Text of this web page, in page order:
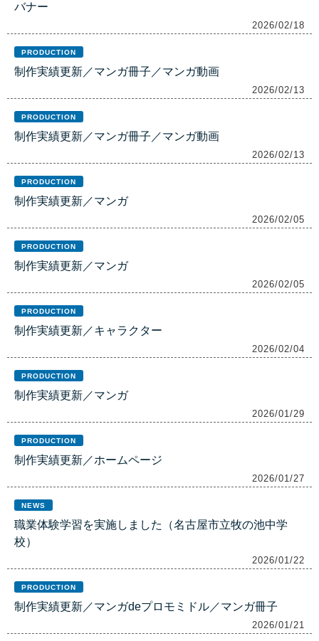
バナー
2026/02/18
PRODUCTION
制作実績更新／マンガ冊子／マンガ動画
2026/02/13
PRODUCTION
制作実績更新／マンガ冊子／マンガ動画
2026/02/13
PRODUCTION
制作実績更新／マンガ
2026/02/05
PRODUCTION
制作実績更新／マンガ
2026/02/05
PRODUCTION
制作実績更新／キャラクター
2026/02/04
PRODUCTION
制作実績更新／マンガ
2026/01/29
PRODUCTION
制作実績更新／ホームページ
2026/01/27
NEWS
職業体験学習を実施しました（名古屋市立牧の池中学
校）
2026/01/22
PRODUCTION
制作実績更新／マンガdeプロモミドル／マンガ冊子
2026/01/21